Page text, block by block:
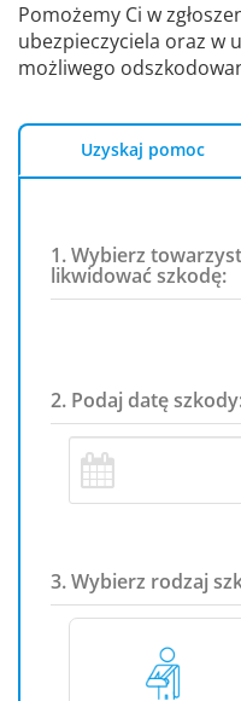
Pomożemy Ci w
ubezpieczyciela oraz w
możliwego
Uzyskaj pomoc
1. Wybierz
likwidować szkodę:
2. Podaj datę
3. Wybierz rodzaj